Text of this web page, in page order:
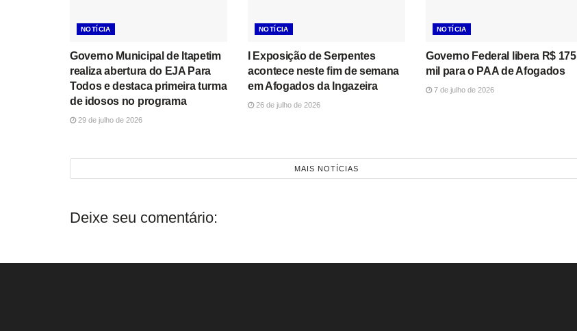
NOTÍCIA
Governo Municipal de Itapetim
realiza abertura do EJA Para
Todos e destaca primeira turma
de idosos no programa
29 de julho de 2026
NOTÍCIA
I Exposição de Serpentes
acontece neste fim de semana
em Afogados da Ingazeira
26 de julho de 2026
NOTÍCIA
Governo Federal libera R$ 175
mil para o PAA de Afogados
7 de julho de 2026
MAIS NOTÍCIAS
Deixe seu comentário: